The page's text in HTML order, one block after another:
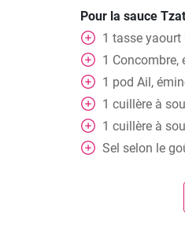
Pour la sauce
1 tasse yaourt
1 Concombre,
1 pod Ail,
1 cuillère à
1 cuillère à
Sel selon le